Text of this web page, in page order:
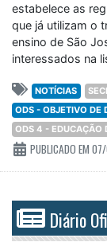
estabelece as
que já utilizam o
ensino de São
interessados na
NOTÍCIAS
ODS - OBJETIVO DE
ODS 4 - EDUCAÇÃO
PUBLICADO EM
Diário